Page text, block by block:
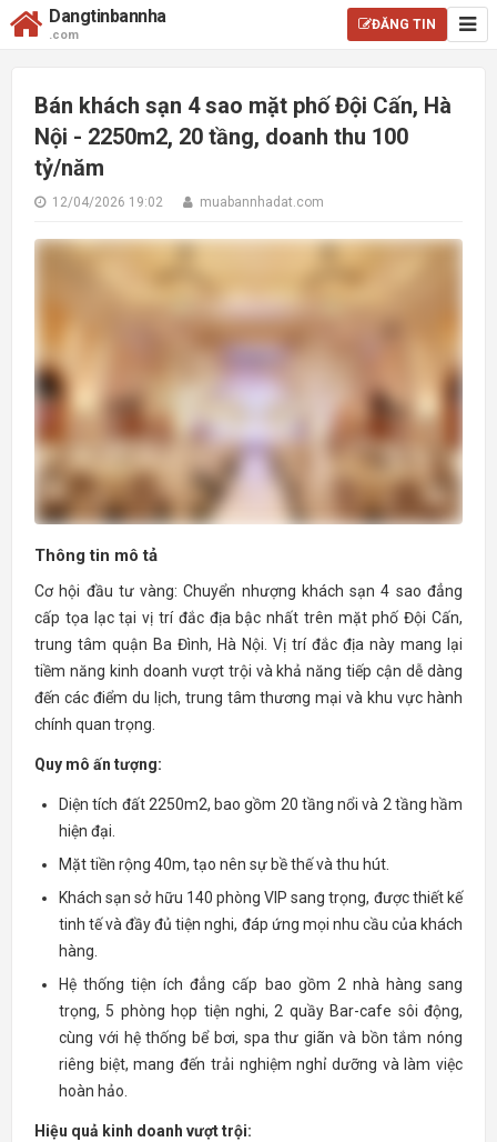
Dangtinbannha
.com
ĐĂNG TIN
Bán khách sạn 4 sao mặt phố Đội Cấn, Hà
Nội - 2250m2, 20 tầng, doanh thu 100
tỷ/năm
12/04/2026 19:02 muabannhadat.com
Thông tin mô tả
Cơ hội đầu tư vàng: Chuyển nhượng khách sạn 4 sao đẳng
cấp tọa lạc tại vị trí đắc địa bậc nhất trên mặt phố Đội Cấn,
trung tâm quận Ba Đình, Hà Nội. Vị trí đắc địa này mang lại
tiềm năng kinh doanh vượt trội và khả năng tiếp cận dễ dàng
đến các điểm du lịch, trung tâm thương mại và khu vực hành
chính quan trọng.
Quy mô ấn tượng:
Diện tích đất 2250m2, bao gồm 20 tầng nổi và 2 tầng hầm
hiện đại.
Mặt tiền rộng 40m, tạo nên sự bề thế và thu hút.
Khách sạn sở hữu 140 phòng VIP sang trọng, được thiết kế
tinh tế và đầy đủ tiện nghi, đáp ứng mọi nhu cầu của khách
hàng.
Hệ thống tiện ích đẳng cấp bao gồm 2 nhà hàng sang
trọng, 5 phòng họp tiện nghi, 2 quầy Bar-cafe sôi động,
cùng với hệ thống bể bơi, spa thư giãn và bồn tắm nóng
riêng biệt, mang đến trải nghiệm nghỉ dưỡng và làm việc
hoàn hảo.
Hiệu quả kinh doanh vượt trội: